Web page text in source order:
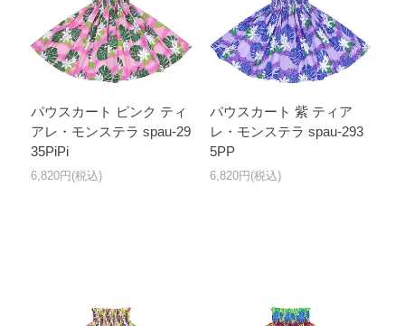
パウスカート ピンク ティ
アレ・モンステラ spau-29
35PiPi
6,820円(税込)
パウスカート 紫 ティア
レ・モンステラ spau-293
5PP
6,820円(税込)